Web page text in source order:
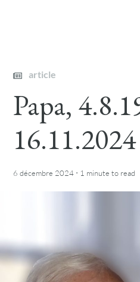
article
Papa,
16.11.2024
6 décembre 2024 · 1 minute to read